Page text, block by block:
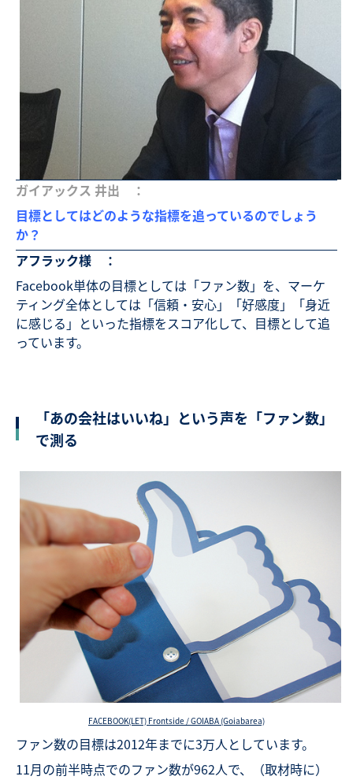
ガイアックス 井出 ：
目標としてはどのような指標を追っているのでしょう
か？
アフラック様 ：
Facebook単体の目標としては「ファン数」を、マーケ
ティング全体としては「信頼・安心」「好感度」「身近
に感じる」といった指標をスコア化して、目標として追
っています。
「あの会社はいいね」という声を「ファン数」
で測る
FACEBOOK(LET) Frontside / GOIABA (Goiabarea)
ファン数の目標は2012年までに3万人としています。
11月の前半時点でのファン数が962人で、（取材時に）